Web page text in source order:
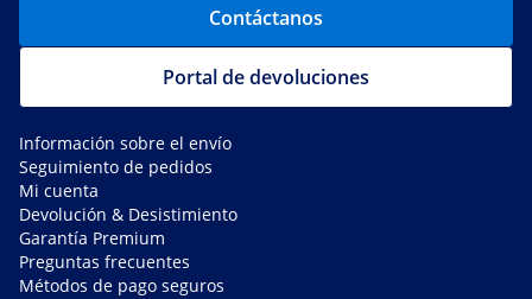
Contáctanos
Portal de devoluciones
Información sobre el envío
Seguimiento de pedidos
Mi cuenta
Devolución & Desistimiento
Garantía Premium
Preguntas frecuentes
Métodos de pago seguros